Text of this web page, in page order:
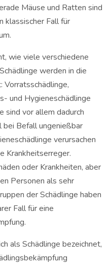
Mäuse und Ratten sind
klassischer Fall für
wie viele verschiedene
werden in die
und Hygieneschädlinge
sind vor allem dadurch
Befall ungenießbar
verursachen
Krankheitserreger.
oder Krankheiten, aber
Personen als sehr
der Schädlinge haben
Fall für eine
als Schädlinge bezeichnet,